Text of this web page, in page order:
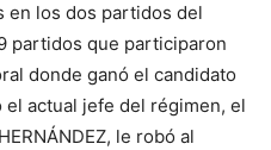
en los dos partidos del
partidos que participaron
donde ganó el candidato
actual jefe del régimen, el
le robó al